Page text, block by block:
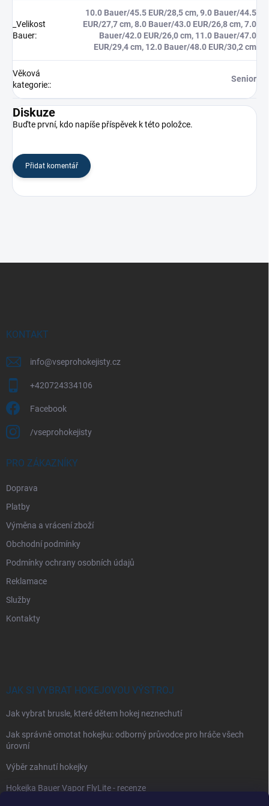
_Velikost
Bauer:
10.0 Bauer/45.5 EUR/28,5 cm, 9.0 Bauer/44.5
EUR/27,7 cm, 8.0 Bauer/43.0 EUR/26,8 cm, 7.0
Bauer/42.0 EUR/26,0 cm, 11.0 Bauer/47.0
EUR/29,4 cm, 12.0 Bauer/48.0 EUR/30,2 cm
Věková
kategorie::
Senior
Diskuze
Buďte první, kdo napíše příspěvek k této položce.
Přidat komentář
KONTAKT
info@vseprohokejisty.cz
+420724334106
Facebook
/vseprohokejisty
PRO ZÁKAZNÍKY
Doprava
Platby
Výměna a vrácení zboží
Obchodní podmínky
Podmínky ochrany osobních údajů
Reklamace
Služby
Kontakty
JAK SI VYBRAT HOKEJOVOU VÝSTROJ
Jak vybrat brusle, které dětem hokej neznechutí
Jak správně omotat hokejku: odborný průvodce pro hráče všech
úrovní
Výběr zahnutí hokejky
Hokejka Bauer Vapor FlyLite - recenze